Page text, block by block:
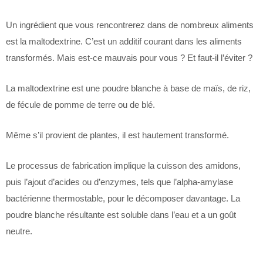
Un ingrédient que vous rencontrerez dans de nombreux aliments
est la maltodextrine. C’est un additif courant dans les aliments
transformés. Mais est-ce mauvais pour vous ? Et faut-il l’éviter ?
La maltodextrine est une poudre blanche à base de maïs, de riz,
de fécule de pomme de terre ou de blé.
Même s’il provient de plantes, il est hautement transformé.
Le processus de fabrication implique la cuisson des amidons,
puis l’ajout d’acides ou d’enzymes, tels que l’alpha-amylase
bactérienne thermostable, pour le décomposer davantage. La
poudre blanche résultante est soluble dans l’eau et a un goût
neutre.